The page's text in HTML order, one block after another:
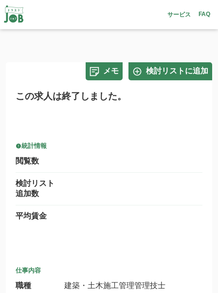
サービス FAQ
メモ 検討リストに追加
この求人は終了しました。
統計情報
閲覧数
検討リスト
追加数
平均賃金
仕事内容
職種 建築・土木施工管理管理技士